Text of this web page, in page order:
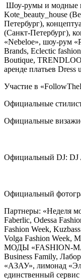
Шоу-румы и модные
Kote_beauty_house
Петербург),
(Санкт-Петербург),
«Nebeloe», шоу-рум
Brands, Eclectic
Boutique,
аренде платьев
Участие в
Официальные
Официальные
Официальный DJ:
Официальный
Партнеры: «Неделя
Faberlic, Odessa
Fashion Week,
Volga Fashion
МОДЫ «FASHION-
Business Family,
«АЗАУ», лимонад
единственный